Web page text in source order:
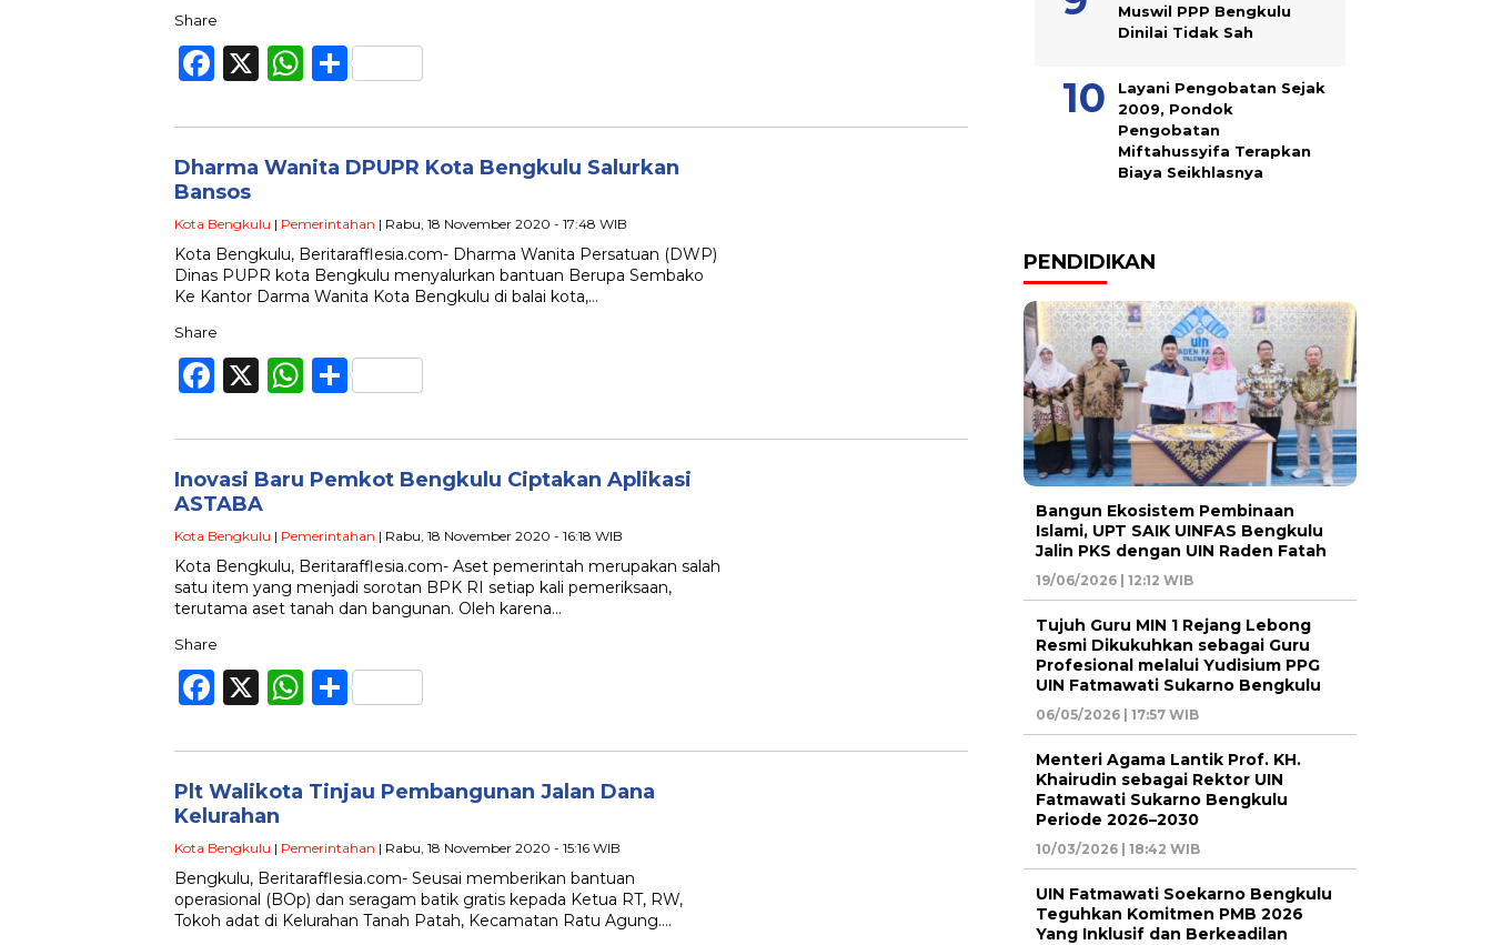
Share
Facebook
X WhatsApp
Share
Dharma Wanita DPUPR Kota Bengkulu Salurkan
Bansos
Kota Bengkulu | Pemerintahan | Rabu, 18 November 2020 - 17:48 WIB
Kota Bengkulu, Beritarafflesia.com- Dharma Wanita Persatuan (DWP)
Dinas PUPR kota Bengkulu menyalurkan bantuan Berupa Sembako
Ke Kantor Darma Wanita Kota Bengkulu di balai kota,…
Share
Facebook
X WhatsApp
Share
Inovasi Baru Pemkot Bengkulu Ciptakan Aplikasi
ASTABA
Kota Bengkulu | Pemerintahan | Rabu, 18 November 2020 - 16:18 WIB
Kota Bengkulu, Beritarafflesia.com- Aset pemerintah merupakan salah
satu item yang menjadi sorotan BPK RI setiap kali pemeriksaan,
terutama aset tanah dan bangunan. Oleh karena…
Share
Facebook
X WhatsApp
Share
Plt Walikota Tinjau Pembangunan Jalan Dana
Kelurahan
Kota Bengkulu | Pemerintahan | Rabu, 18 November 2020 - 15:16 WIB
Bengkulu, Beritarafflesia.com- Seusai memberikan bantuan
operasional (BOp) dan seragam batik gratis kepada Ketua RT, RW,
Tokoh adat di Kelurahan Tanah Patah, Kecamatan Ratu Agung….
Muswil PPP Bengkulu
Dinilai Tidak Sah
Layani Pengobatan Sejak
2009, Pondok
Pengobatan
Miftahussyifa Terapkan
Biaya Seikhlasnya
PENDIDIKAN
Bangun Ekosistem Pembinaan
Islami, UPT SAIK UINFAS Bengkulu
Jalin PKS dengan UIN Raden Fatah
19/06/2026 | 12:12 WIB
Tujuh Guru MIN 1 Rejang Lebong
Resmi Dikukuhkan sebagai Guru
Profesional melalui Yudisium PPG
UIN Fatmawati Sukarno Bengkulu
06/05/2026 | 17:57 WIB
Menteri Agama Lantik Prof. KH.
Khairudin sebagai Rektor UIN
Fatmawati Sukarno Bengkulu
Periode 2026–2030
10/03/2026 | 18:42 WIB
UIN Fatmawati Soekarno Bengkulu
Teguhkan Komitmen PMB 2026
Yang Inklusif dan Berkeadilan